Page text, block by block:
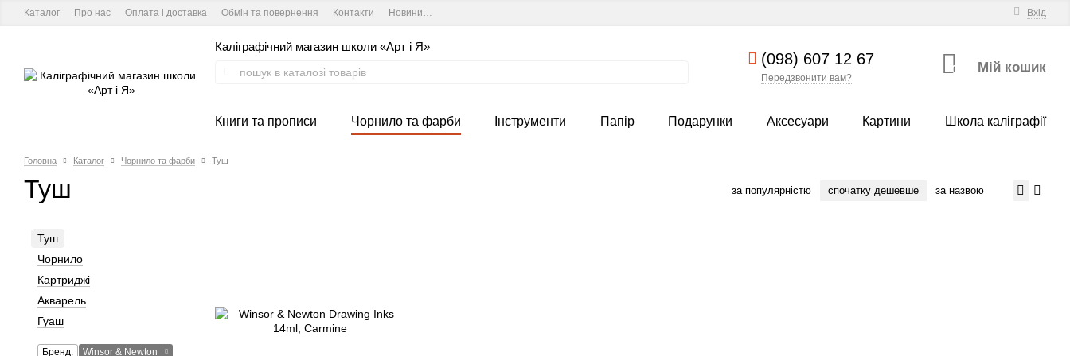
Каталог Про нас Оплата і доставка Обмін та повернення Контакти Новини та курси студії Вхід
Каліграфічний магазин школи «Арт і Я»
(098) 607 12 67
Передзвонити вам?
0 Мій кошик
Книги та прописи Чорнило та фарби Інструменти Папір Подарунки Аксесуари Картини Школа каліграфії
Головна Каталог Чорнило та фарби Туш
Туш за популярністю спочатку дешевше за назвою
Туш
Чорнило
Картриджі
Акварель
Гуаш
Бренд:
Winsor & Newton